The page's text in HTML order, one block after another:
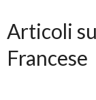
Articoli
Francese